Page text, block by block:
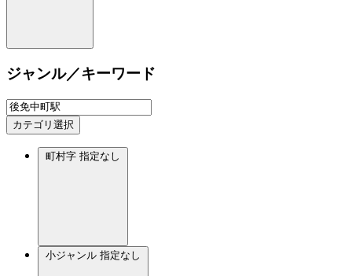
ジャンル／キーワード
カテゴリ選択
町村字 指定なし
小ジャンル 指定なし